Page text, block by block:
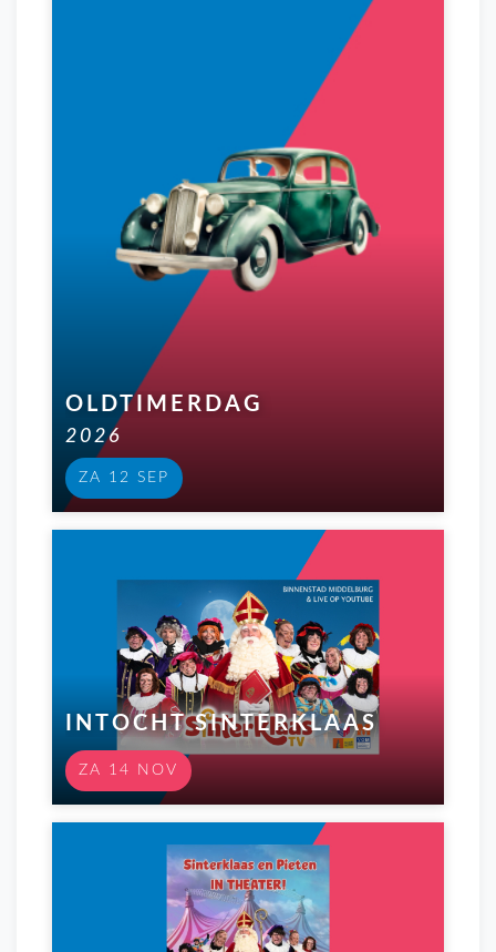
OLDTIMERDAG
2026
ZA 12 SEP
INTOCHT SINTERKLAAS
ZA 14 NOV